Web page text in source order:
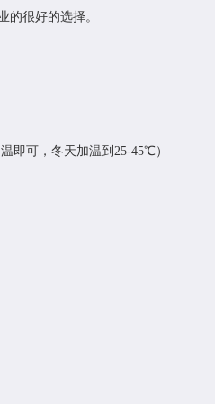
的很好的选择。
即可，冬天加温到25-45℃）